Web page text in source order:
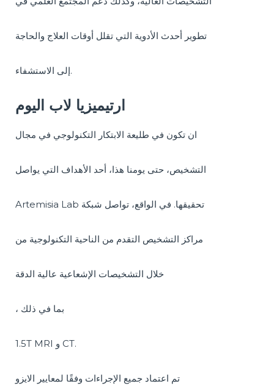
تطوير أحدث الأدوية التي تقلل أوقات العلاج والحاجة
إلى الاستشفاء.
ارتيميزيا لاب اليوم
ان تكون في طليعة الابتكار التكنولوجي في مجال
التشخيص، حتى يومنا هذا، أحد الأهداف التي يواصل
Artemisia Lab تحقيقها. في الواقع، تواصل شبكة
مراكز التشخيص التقدم من الناحية التكنولوجية من
خلال التشخيصات الإشعاعية عالية الدقة
، بما في ذلك
1.5T MRI و CT.
تم اعتماد جميع الإجراءات وفقًا لمعايير الايزو